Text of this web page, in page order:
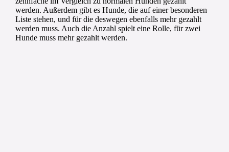
werden. Außerdem gibt es Hunde, die auf einer besonderen
Liste stehen, und für die deswegen ebenfalls mehr gezahlt
werden muss. Auch die Anzahl spielt eine Rolle, für zwei
Hunde muss mehr gezahlt werden.